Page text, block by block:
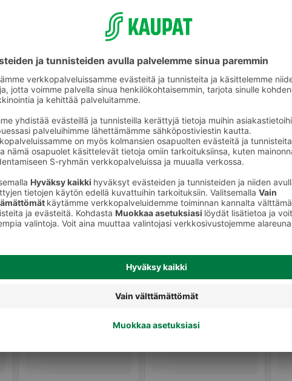
Meetvurstit ja salamit